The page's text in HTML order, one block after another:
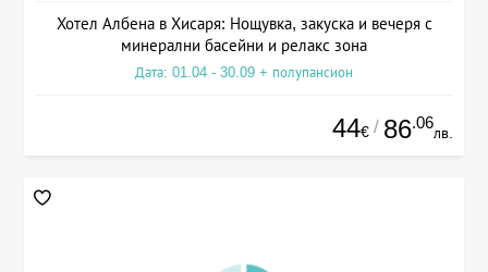
Хотел Албена в Хисаря: Нощувка, закуска и вечеря с
минерални басейни и релакс зона
Дата: 01.04 - 30.09 + полупансион
44€ / 86.06
лв.